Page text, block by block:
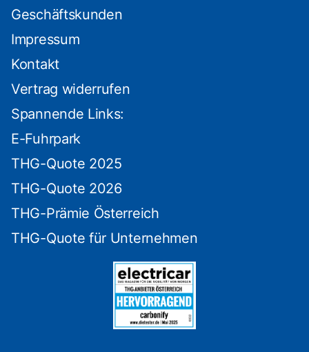
Geschäftskunden
Impressum
Kontakt
Vertrag widerrufen
Spannende Links:
E-Fuhrpark
THG-Quote 2025
THG-Quote 2026
THG-Prämie Österreich
THG-Quote für Unternehmen